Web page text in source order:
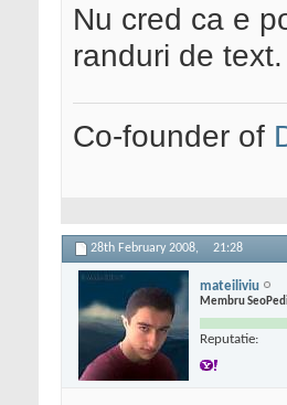
Nu cred ca e
randuri de text.
Co-founder of
28th February 2008, 21:28
mateiliviu
Membru
Reputatie: